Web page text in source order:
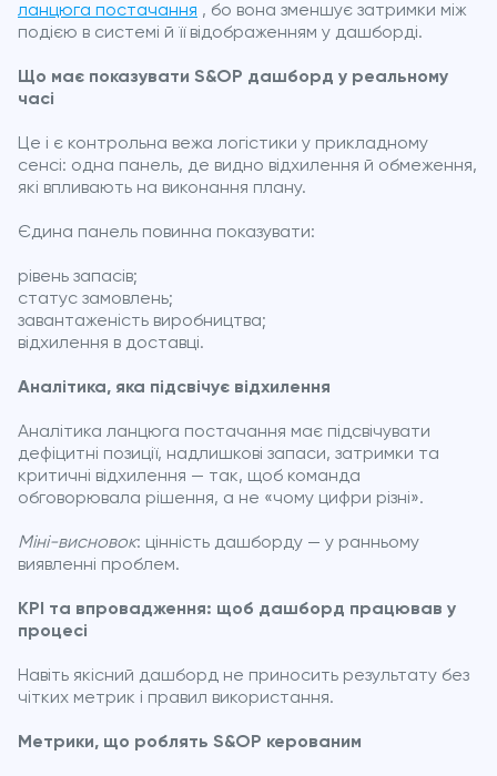
ланцюга постачання , бо вона зменшує затримки між
подією в системі й її відображенням у дашборді.
Що має показувати S&OP дашборд у реальному
часі
Це і є контрольна вежа логістики у прикладному
сенсі: одна панель, де видно відхилення й обмеження,
які впливають на виконання плану.
Єдина панель повинна показувати:
рівень запасів;
статус замовлень;
завантаженість виробництва;
відхилення в доставці.
Аналітика, яка підсвічує відхилення
Аналітика ланцюга постачання має підсвічувати
дефіцитні позиції, надлишкові запаси, затримки та
критичні відхилення — так, щоб команда
обговорювала рішення, а не «чому цифри різні».
Міні-висновок: цінність дашборду — у ранньому
виявленні проблем.
KPI та впровадження: щоб дашборд працював у
процесі
Навіть якісний дашборд не приносить результату без
чітких метрик і правил використання.
Метрики, що роблять S&OP керованим